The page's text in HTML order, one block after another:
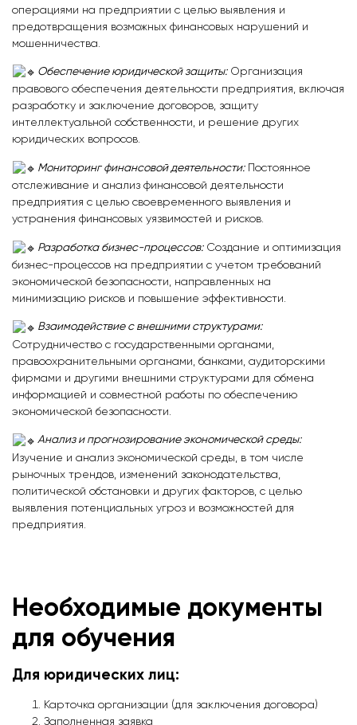
операциями на предприятии с целью выявления и
предотвращения возможных финансовых нарушений и
мошенничества.
Обеспечение юридической защиты:Организация
правового обеспечения деятельности предприятия, включая
разработку и заключение договоров, защиту
интеллектуальной собственности, и решение других
юридических вопросов.
Мониторинг финансовой деятельности:Постоянное
отслеживание и анализ финансовой деятельности
предприятия с целью своевременного выявления и
устранения финансовых уязвимостей и рисков.
Разработка бизнес-процессов:Создание и оптимизация
бизнес-процессов на предприятии с учетом требований
экономической безопасности, направленных на
минимизацию рисков и повышение эффективности.
Взаимодействие с внешними структурами:
Сотрудничество с государственными органами,
правоохранительными органами, банками, аудиторскими
фирмами и другими внешними структурами для обмена
информацией и совместной работы по обеспечению
экономической безопасности.
Анализ и прогнозирование экономической среды:
Изучение и анализ экономической среды, в том числе
рыночных трендов, изменений законодательства,
политической обстановки и других факторов, с целью
выявления потенциальных угроз и возможностей для
предприятия.
Необходимые документы
для обучения
Для юридических лиц:
Карточка организации (для заключения договора)
Заполненная заявка